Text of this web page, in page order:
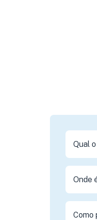
Qual
Onde
Como